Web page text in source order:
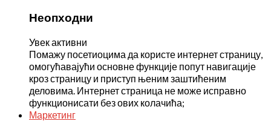
Неопходни
Увек активни
Помажу посетиоцима да користе интернет страницу,
омогућавајући основне функције попут навигације
кроз страницу и приступ њеним заштићеним
деловима. Интернет страница не може исправно
функционисати без ових колачића;
Маркетинг